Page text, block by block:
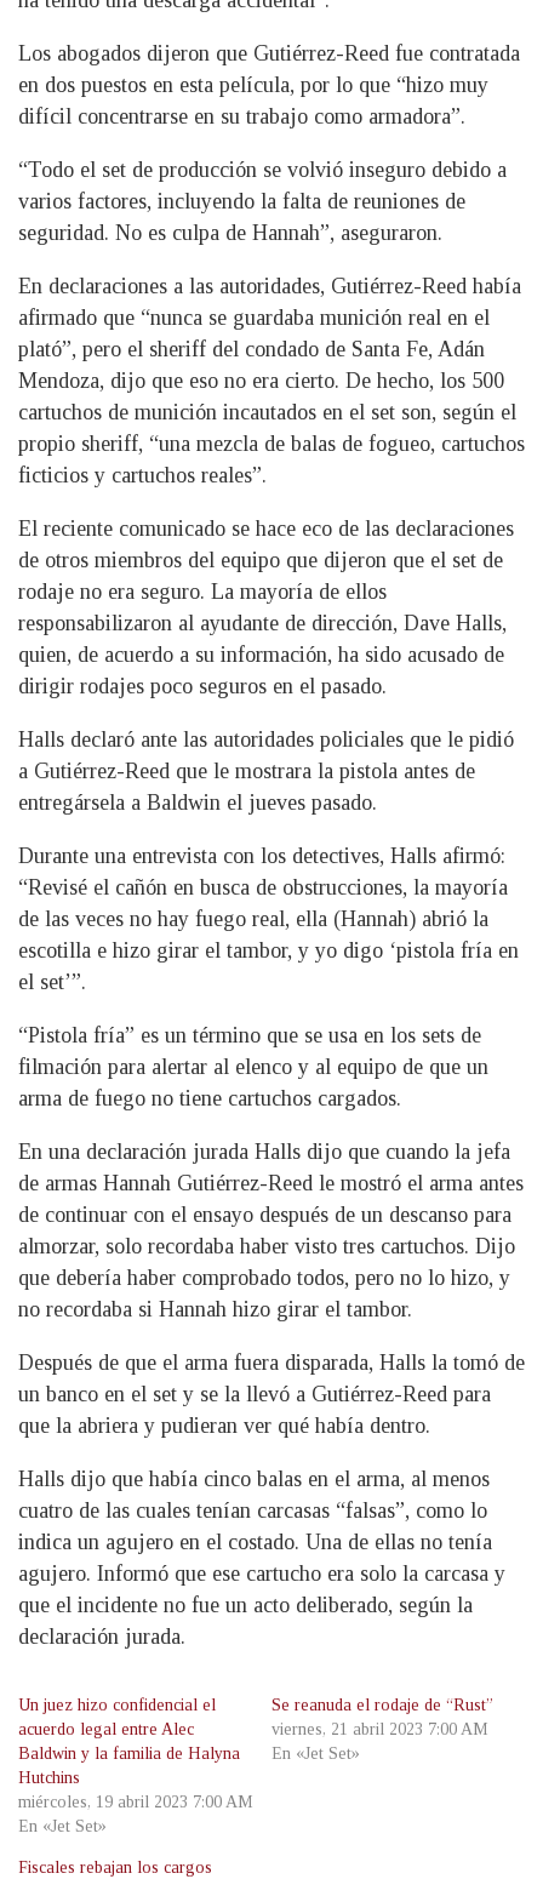
Los abogados dijeron que Gutiérrez-Reed fue contratada
en dos puestos en esta película, por lo que “hizo muy
difícil concentrarse en su trabajo como armadora”.
“Todo el set de producción se volvió inseguro debido a
varios factores, incluyendo la falta de reuniones de
seguridad. No es culpa de Hannah”, aseguraron.
En declaraciones a las autoridades, Gutiérrez-Reed había
afirmado que “nunca se guardaba munición real en el
plató”, pero el sheriff del condado de Santa Fe, Adán
Mendoza, dijo que eso no era cierto. De hecho, los 500
cartuchos de munición incautados en el set son, según el
propio sheriff, “una mezcla de balas de fogueo, cartuchos
ficticios y cartuchos reales”.
El reciente comunicado se hace eco de las declaraciones
de otros miembros del equipo que dijeron que el set de
rodaje no era seguro. La mayoría de ellos
responsabilizaron al ayudante de dirección, Dave Halls,
quien, de acuerdo a su información, ha sido acusado de
dirigir rodajes poco seguros en el pasado.
Halls declaró ante las autoridades policiales que le pidió
a Gutiérrez-Reed que le mostrara la pistola antes de
entregársela a Baldwin el jueves pasado.
Durante una entrevista con los detectives, Halls afirmó:
“Revisé el cañón en busca de obstrucciones, la mayoría
de las veces no hay fuego real, ella (Hannah) abrió la
escotilla e hizo girar el tambor, y yo digo ‘pistola fría en
el set’”.
“Pistola fría” es un término que se usa en los sets de
filmación para alertar al elenco y al equipo de que un
arma de fuego no tiene cartuchos cargados.
En una declaración jurada Halls dijo que cuando la jefa
de armas Hannah Gutiérrez-Reed le mostró el arma antes
de continuar con el ensayo después de un descanso para
almorzar, solo recordaba haber visto tres cartuchos. Dijo
que debería haber comprobado todos, pero no lo hizo, y
no recordaba si Hannah hizo girar el tambor.
Después de que el arma fuera disparada, Halls la tomó de
un banco en el set y se la llevó a Gutiérrez-Reed para
que la abriera y pudieran ver qué había dentro.
Halls dijo que había cinco balas en el arma, al menos
cuatro de las cuales tenían carcasas “falsas”, como lo
indica un agujero en el costado. Una de ellas no tenía
agujero. Informó que ese cartucho era solo la carcasa y
que el incidente no fue un acto deliberado, según la
declaración jurada.
Un juez hizo confidencial el
acuerdo legal entre Alec
Baldwin y la familia de Halyna
Hutchins
miércoles, 19 abril 2023 7:00 AM
En «Jet Set»
Se reanuda el rodaje de “Rust”
viernes, 21 abril 2023 7:00 AM
En «Jet Set»
Fiscales rebajan los cargos